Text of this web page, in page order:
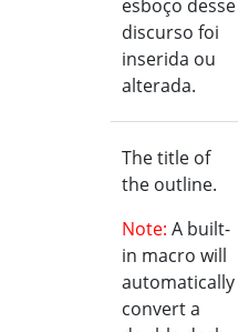
esboço desse
discurso foi
inserida ou
alterada.
The title of
the outline.
Note: A built-
in macro will
automatically
convert a